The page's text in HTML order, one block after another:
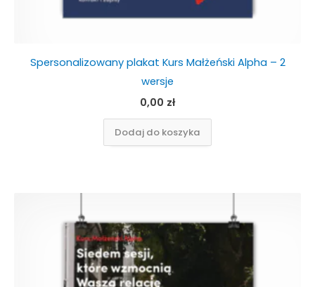
Spersonalizowany plakat Kurs Małżeński Alpha – 2
wersje
0,00 zł
Dodaj do koszyka
produkt
ma
wariantów.